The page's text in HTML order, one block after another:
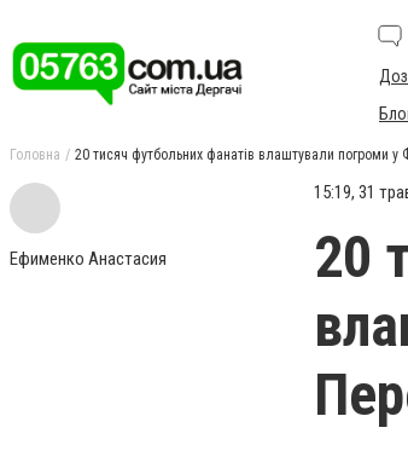
Головна 20 тисяч футбольних фанатів влаштували погроми у
Ефименко Анастасия
15:19, 31
20